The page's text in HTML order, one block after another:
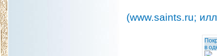
(www.saints.ru;
в